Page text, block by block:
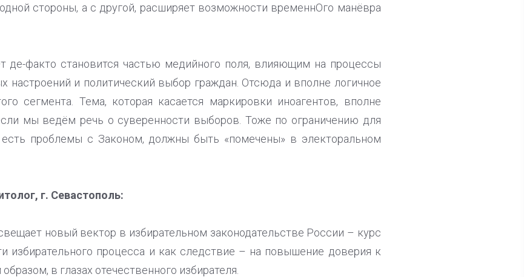
одной стороны, а с другой, расширяет возможности временнОго манёвра
де-факто становится частью медийного поля, влияющим на процессы
настроений и политический выбор граждан. Отсюда и вполне логичное
сегмента. Тема, которая касается маркировки иноагентов, вполне
мы ведём речь о суверенности выборов. Тоже по ограничению для
проблемы с Законом, должны быть «помечены» в электоральном
г. Севастополь:
новый вектор в избирательном законодательстве России – курс
избирательного процесса и как следствие – на повышение доверия к
в глазах отечественного избирателя.